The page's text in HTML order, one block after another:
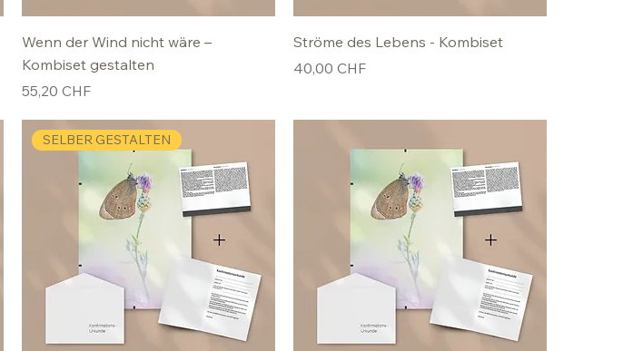
Wenn der Wind nicht wäre –
Kombiset gestalten
Preis
55,20 CHF
Ströme des Lebens - Kombiset
Preis
40,00 CHF
SELBER GESTALTEN